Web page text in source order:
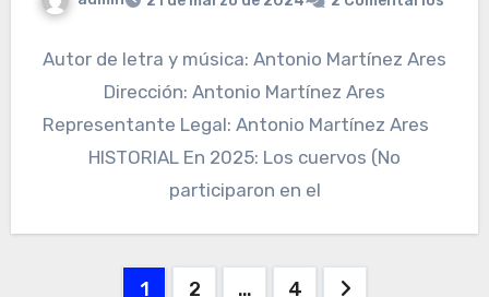
Autor de letra y música: Antonio Martínez Ares
Dirección: Antonio Martínez Ares
Representante Legal: Antonio Martínez Ares
HISTORIAL En 2025: Los cuervos (No
participaron en el
Paginación
1 2 … 4